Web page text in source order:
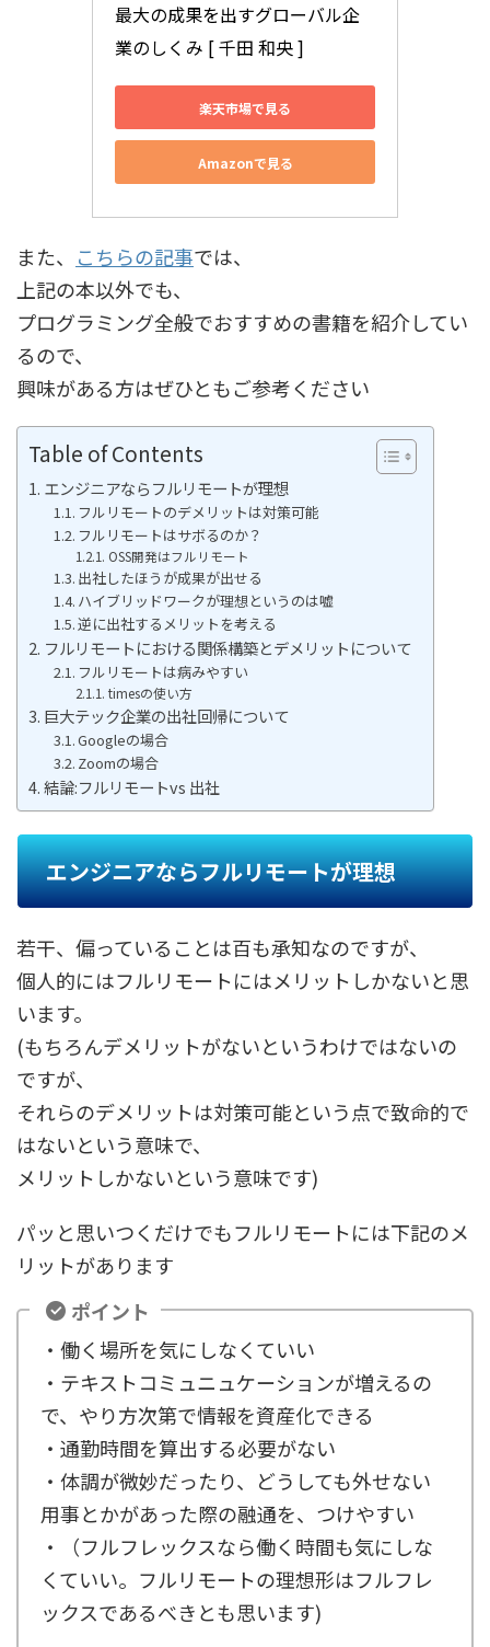
最大の成果を出すグローバル企
業のしくみ [ 千田 和央 ]
楽天市場で見る
Amazonで見る
また、 こちらの記事では、
上記の本以外でも、
プログラミング全般でおすすめの書籍を紹介してい
るので、
興味がある方はぜひともご参考ください
Table of Contents
エンジニアならフルリモートが理想
フルリモートのデメリットは対策可能
フルリモートはサボるのか？
OSS開発はフルリモート
出社したほうが成果が出せる
ハイブリッドワークが理想というのは嘘
逆に出社するメリットを考える
フルリモートにおける関係構築とデメリットについて
フルリモートは病みやすい
timesの使い方
巨大テック企業の出社回帰について
Googleの場合
Zoomの場合
結論:フルリモートvs 出社
エンジニアならフルリモートが理想
若干、偏っていることは百も承知なのですが、
個人的にはフルリモートにはメリットしかないと思
います。
(もちろんデメリットがないというわけではないの
ですが、
それらのデメリットは対策可能という点で致命的で
はないという意味で、
メリットしかないという意味です)
パッと思いつくだけでもフルリモートには下記のメ
リットがあります
ポイント
・働く場所を気にしなくていい
・テキストコミュニュケーションが増えるの
で、やり方次第で情報を資産化できる
・通勤時間を算出する必要がない
・体調が微妙だったり、どうしても外せない
用事とかがあった際の融通を、つけやすい
・（フルフレックスなら働く時間も気にしな
くていい。フルリモートの理想形はフルフレ
ックスであるべきとも思います)